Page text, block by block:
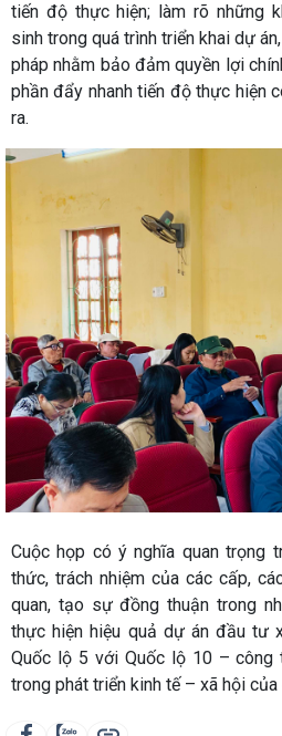
tiến độ thực hiện; làm rõ những
sinh trong quá trình triển khai dự
pháp nhằm bảo đảm quyền lợi
phần đẩy nhanh tiến độ thực hiện
ra.
Cuộc họp có ý nghĩa quan trọng
thức, trách nhiệm của các cấp,
quan, tạo sự đồng thuận trong
thực hiện hiệu quả dự án đầu tư
Quốc lộ 5 với Quốc lộ 10 – công
trong phát triển kinh tế – xã hội